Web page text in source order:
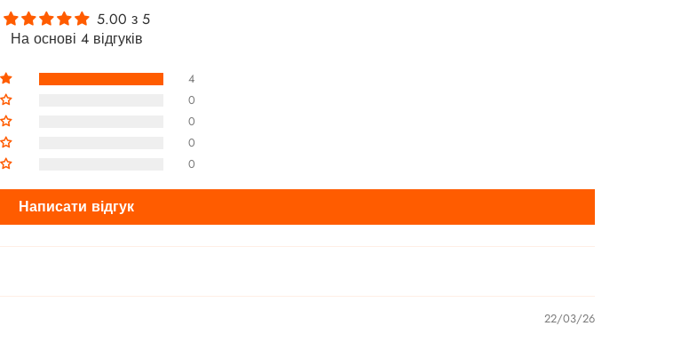
5.00 з 5
На основі 4 відгуків
4
0
0
0
0
Написати відгук
22/03/26